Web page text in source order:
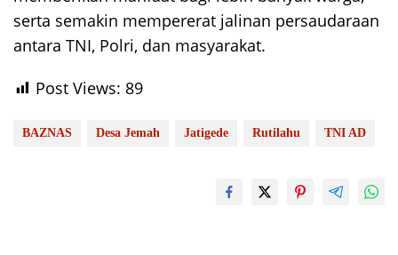
serta semakin mempererat jalinan persaudaraan
antara TNI, Polri, dan masyarakat.
Post Views: 89
BAZNAS Desa Jemah Jatigede Rutilahu TNI AD